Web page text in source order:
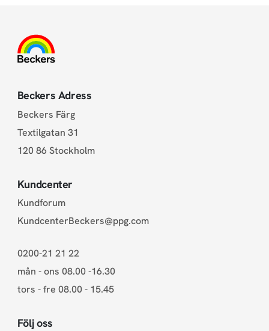
Beckers Adress
Beckers Färg
Textilgatan 31
120 86 Stockholm
Kundcenter
Kundforum
KundcenterBeckers@ppg.com
0200-21 21 22
mån - ons 08.00 -16.30
tors - fre 08.00 - 15.45
Följ oss